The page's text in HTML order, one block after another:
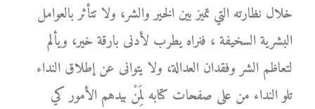
خلال نظارته التي تميز بين الخير والشر، ولا تتأثر بالعوامل
البشرية السخيفة ، فنراه يطرب لأدنى بارقة خير، ويألم
لتعاظم الشر وفقدان العدالة، ولا يتوانى عن إطلاق النداء
تلو النداء من على صفحات كتابه لِمَنْ بيدهم الأمور كي